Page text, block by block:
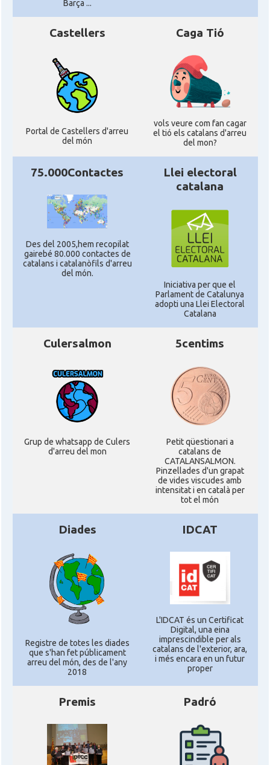
Barça ...
Castellers
Portal de Castellers d'arreu
del món
Caga Tió
vols veure com fan cagar
el tió els catalans d'arreu
del mon?
75.000Contactes
Des del 2005,hem recopilat
gairebé 80.000 contactes de
catalans i catalanòfils d'arreu
del món.
Llei electoral
catalana
Iniciativa per que el
Parlament de Catalunya
adopti una Llei Electoral
Catalana
Culersalmon
Grup de whatsapp de Culers
d'arreu del mon
5centims
Petit qüestionari a
catalans de
CATALANSALMON.
Pinzellades d'un grapat
de vides viscudes amb
intensitat i en català per
tot el món
Diades
Registre de totes les diades
que s'han fet públicament
arreu del món, des de l'any
2018
IDCAT
L'IDCAT és un Certificat
Digital, una eina
imprescindible per als
catalans de l'exterior, ara,
i més encara en un futur
proper
Premis Padró